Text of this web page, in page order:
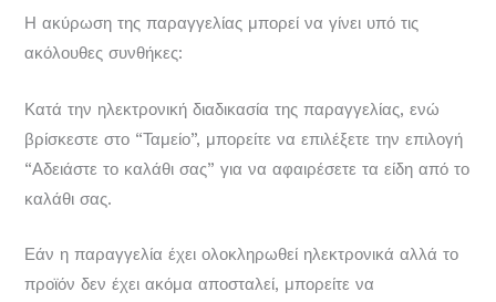
Η ακύρωση της παραγγελίας μπορεί να γίνει υπό τις
ακόλουθες συνθήκες:
Κατά την ηλεκτρονική διαδικασία της παραγγελίας, ενώ
βρίσκεστε στο “Ταμείο”, μπορείτε να επιλέξετε την επιλογή
“Αδειάστε το καλάθι σας” για να αφαιρέσετε τα είδη από το
καλάθι σας.
Εάν η παραγγελία έχει ολοκληρωθεί ηλεκτρονικά αλλά το
προϊόν δεν έχει ακόμα αποσταλεί, μπορείτε να